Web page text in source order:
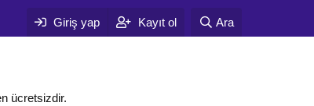
Giriş yap Kayıt ol Ara
ücretsizdir.